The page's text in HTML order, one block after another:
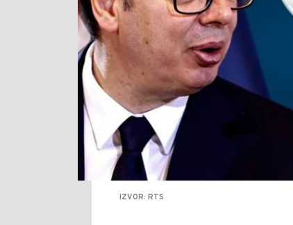
IZVOR: RTS